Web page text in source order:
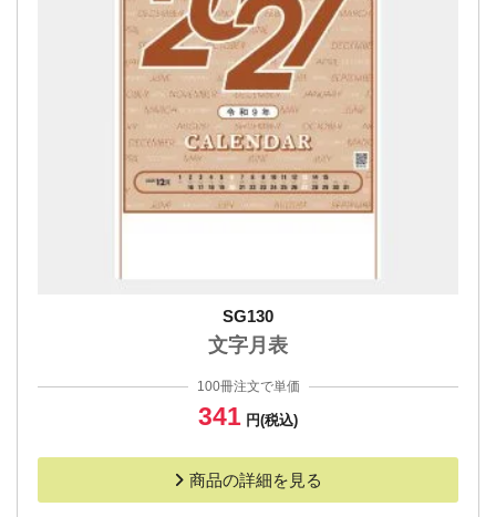
SG130
文字月表
100冊注文で単価
341 円(税込)
商品の詳細を見る